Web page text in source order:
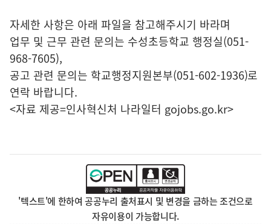
자세한 사항은 아래 파일을 참고해주시기 바라며
업무 및 근무 관련 문의는 수성초등학교 행정실(051-
968-7605),
공고 관련 문의는 학교행정지원본부(051-602-1936)로
연락 바랍니다.
<자료 제공=인사혁신처 나라일터 gojobs.go.kr>
'텍스트'에 한하여 공공누리 출처표시 및 변경을 금하는 조건으로
자유이용이 가능합니다.